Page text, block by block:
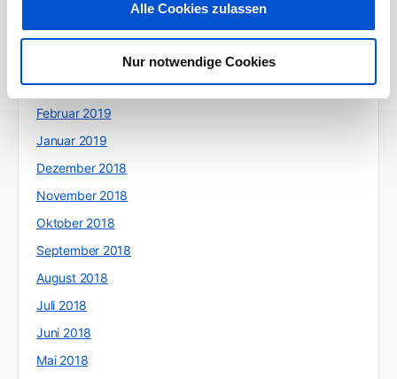
Alle Cookies zulassen
Nur notwendige Cookies
Mai 2019
März 2019
Februar 2019
Januar 2019
Dezember 2018
November 2018
Oktober 2018
September 2018
August 2018
Juli 2018
Juni 2018
Mai 2018